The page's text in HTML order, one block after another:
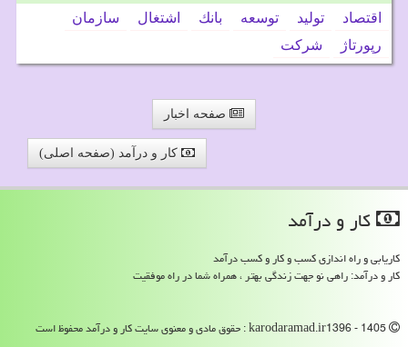
اقتصاد تولید توسعه بانك اشتغال
سازمان
رپورتاژ
شركت
صفحه اخبار
کار و درآمد (صفحه اصلی)
كار و درآمد
کاریابی و راه اندازی کسب و کار و کسب درآمد
کار و درآمد: راهی نو جهت زندگی بهتر ، همراه شما در راه موفقیت